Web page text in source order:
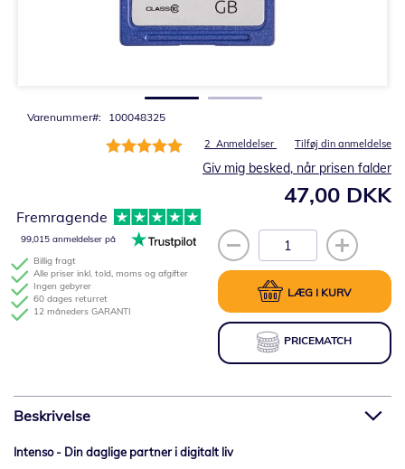
Varenummer 100048325
Bedømmelse:
2 Anmeldelser Tilføj din anmeldelse
47,00 DKK
Giv mig besked, når prisen falder
LÆG I KURV
PRICEMATCH
Billig fragt
Alle priser inkl. told, moms og afgifter
Ingen gebyrer
60 dages returret
12 måneders GARANTI
Fremragende
99,015 anmeldelser på
Beskrivelse
Intenso - Din daglige partner i digitalt liv